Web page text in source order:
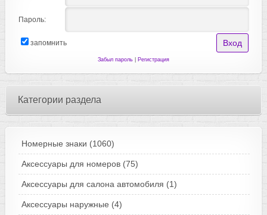
Пароль:
запомнить
Забыл пароль| Регистрация
Категории раздела
Номерные знаки (1060)
Аксессуары для номеров (75)
Аксессуары для салона автомобиля (1)
Аксессуары наружные (4)